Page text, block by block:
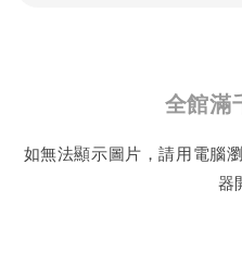
全館滿
如無法顯示圖片，請用電腦
器